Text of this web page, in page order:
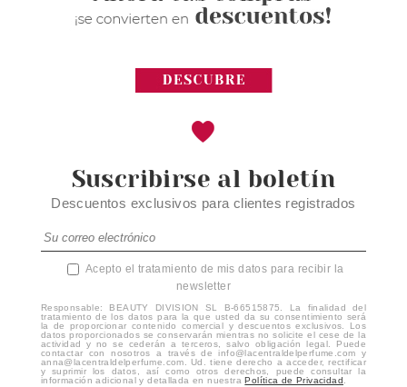
Suscribirse al boletín
Descuentos exclusivos para clientes registrados
Acepto el tratamiento de mis datos para recibir la
newsletter
Responsable: BEAUTY DIVISION SL B-66515875. La finalidad del
tratamiento de los datos para la que usted da su consentimiento será
la de proporcionar contenido comercial y descuentos exclusivos. Los
datos proporcionados se conservarán mientras no solicite el cese de la
actividad y no se cederán a terceros, salvo obligación legal. Puede
contactar con nosotros a través de info@lacentraldelperfume.com y
anna@lacentraldelperfume.com. Ud. tiene derecho a acceder, rectificar
y suprimir los datos, así como otros derechos, puede consultar la
información adicional y detallada en nuestraPolítica de Privacidad